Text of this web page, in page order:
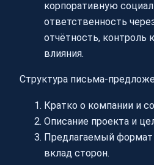
корпоративную
ответственность
отчётность, контроль
влияния.
Структура письма-
Кратко о компании и
Описание проекта и
Предлагаемый формат
вклад сторон.